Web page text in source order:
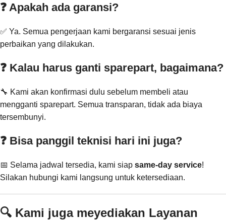
❓ Apakah ada garansi?
✅ Ya. Semua pengerjaan kami bergaransi sesuai jenis
perbaikan yang dilakukan.
❓ Kalau harus ganti sparepart, bagaimana?
🔧 Kami akan konfirmasi dulu sebelum membeli atau
mengganti sparepart. Semua transparan, tidak ada biaya
tersembunyi.
❓ Bisa panggil teknisi hari ini juga?
📅 Selama jadwal tersedia, kami siap same-day service!
Silakan hubungi kami langsung untuk ketersediaan.
🔍 Kami juga meyediakan Layanan